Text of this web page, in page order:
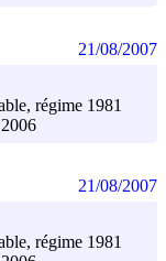
régime 1981
21/08/2007
régime 1981
21/08/2007